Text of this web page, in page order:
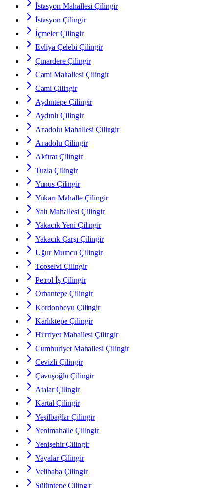
İstasyon Mahallesi Çilingir
İstasyon Çilingir
İçmeler Çilingir
Evliya Çelebi Çilingir
Çınardere Çilingir
Cami Mahallesi Çilingir
Cami Çilingir
Aydıntepe Çilingir
Aydınlı Çilingir
Anadolu Mahallesi Çilingir
Anadolu Çilingir
Akfırat Çilingir
Tuzla Çilingir
Yunus Çilingir
Yukarı Mahalle Çilingir
Yalı Mahallesi Çilingir
Yakacık Yeni Çilingir
Yakacık Çarşı Çilingir
Uğur Mumcu Çilingir
Topselvi Çilingir
Petrol İş Çilingir
Orhantepe Çilingir
Kordonboyu Çilingir
Karlıktepe Çilingir
Hürriyet Mahallesi Çilingir
Cumhuriyet Mahallesi Çilingir
Cevizli Çilingir
Çavuşoğlu Çilingir
Atalar Çilingir
Kartal Çilingir
Yeşilbağlar Çilingir
Yenimahalle Çilingir
Yenişehir Çilingir
Yayalar Çilingir
Velibaba Çilingir
Sülüntepe Çilingir